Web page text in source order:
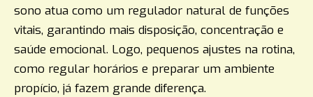
sono atua como um regulador natural de funções
vitais, garantindo mais disposição, concentração e
saúde emocional. Logo, pequenos ajustes na rotina,
como regular horários e preparar um ambiente
propício, já fazem grande diferença.